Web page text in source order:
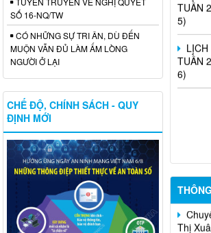
5)
LỊCH
TUẦN
6)
văn
Thị
SỐ 16-NQ/TW
CÓ NHỮNG SỰ TRI ÂN, DÙ ĐẾN
MUỘN VẪN ĐỦ LÀM ẤM LÒNG
NGƯỜI Ở LẠI
CHẾ ĐỘ, CHÍNH SÁCH - QUY
ĐỊNH MỚI